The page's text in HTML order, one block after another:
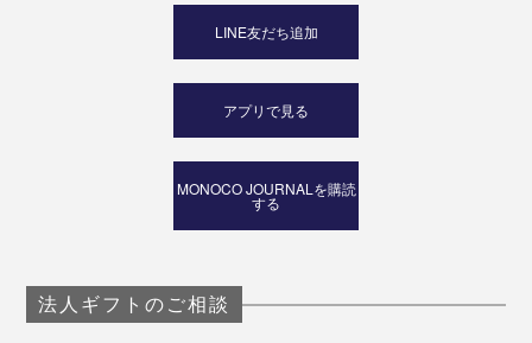
LINE友だち追加
アプリで見る
MONOCO JOURNALを購読
する
法人ギフトのご相談